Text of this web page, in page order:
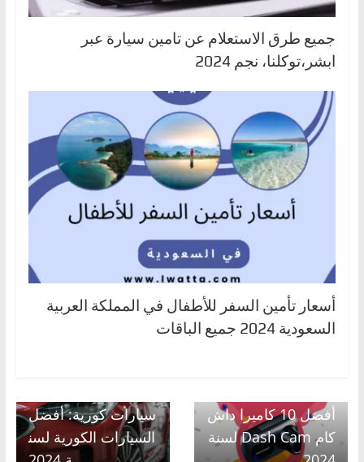
جميع طرق الاستعلام عن تامين سيارة عبر
ابشر،توكلنا، نجم 2024
أسعار تأمين السفر للأطفال في المملكة العربية
السعودية 2024 جميع الباقات
أفضل 10 كاميرا داش
كام Dash Cam لسنة
سيارات كورية: أفضل
السيارات الكورية لسن